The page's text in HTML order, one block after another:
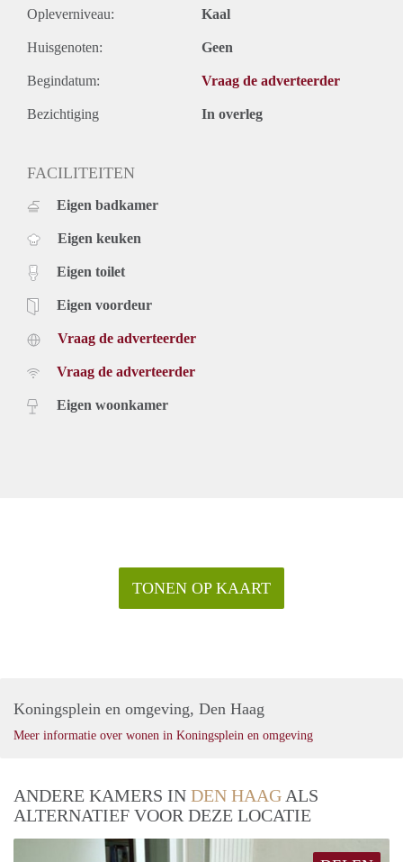
Opleverniveau: Kaal
Huisgenoten: Geen
Begindatum: Vraag de adverteerder
Bezichtiging In overleg
FACILITEITEN
Eigen badkamer
Eigen keuken
Eigen toilet
Eigen voordeur
Vraag de adverteerder
Vraag de adverteerder
Eigen woonkamer
TONEN OP KAART
Koningsplein en omgeving, Den Haag
Meer informatie over wonen in Koningsplein en omgeving
ANDERE KAMERS IN DEN HAAG ALS
ALTERNATIEF VOOR DEZE LOCATIE